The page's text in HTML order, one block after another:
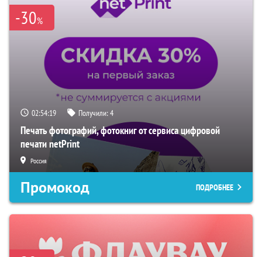
-30%
02:54:18 Получили:4
Печать фотографий, фотокниг от сервиса цифровой
печати netPrint
Россия
Промокод ПОДРОБНЕЕ